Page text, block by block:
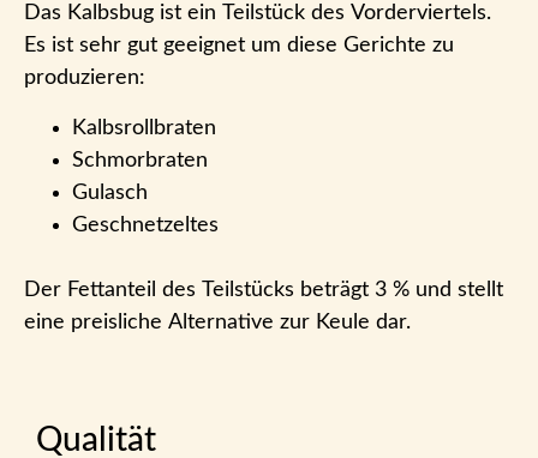
Das Kalbsbug ist ein Teilstück des Vorderviertels.
Es ist sehr gut geeignet um diese Gerichte zu
produzieren:
Kalbsrollbraten
Schmorbraten
Gulasch
Geschnetzeltes
Der Fettanteil des Teilstücks beträgt 3 % und stellt
eine preisliche Alternative zur Keule dar.
Qualität